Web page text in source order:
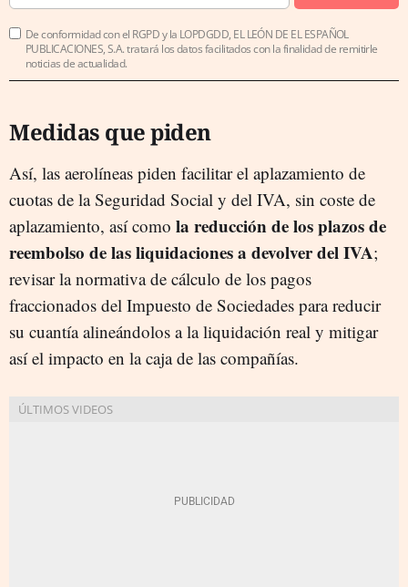
De conformidad con el RGPD y la LOPDGDD, EL LEÓN DE EL ESPAÑOL
PUBLICACIONES, S.A. tratará los datos facilitados con la finalidad de remitirle
noticias de actualidad.
Medidas que piden
Así, las aerolíneas piden facilitar el aplazamiento de
cuotas de la Seguridad Social y del IVA, sin coste de
aplazamiento, así como la reducción de los plazos de
reembolso de las liquidaciones a devolver del IVA;
revisar la normativa de cálculo de los pagos
fraccionados del Impuesto de Sociedades para reducir
su cuantía alineándolos a la liquidación real y mitigar
así el impacto en la caja de las compañías.